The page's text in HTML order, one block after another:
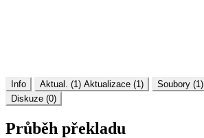
Info Aktual. (1) Aktualizace (1) Soubory (1)
Diskuze (0)
Průběh překladu